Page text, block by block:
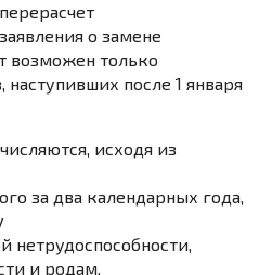
о замене
возможен только
наступивших после 1 января
исходя из
за два календарных года,
нетрудоспособности,
и родам,